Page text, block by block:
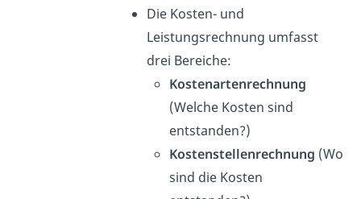
Die Kosten- und
Leistungsrechnung umfasst
drei Bereiche:
Kostenartenrechnung
(Welche Kosten sind
entstanden?)
Kostenstellenrechnung (Wo
sind die Kosten